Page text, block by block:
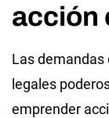
acción
Las
legales
emprender